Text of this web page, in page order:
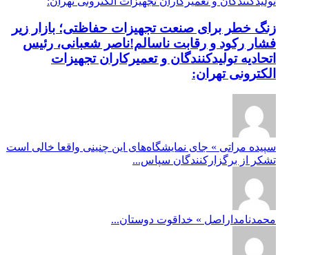
زنگ خطر برای صنعت تجهیزات حفاظتی؛ بازار زیر
فشار رکود و رقابت ناسالم!ناصر شعبانی، رئیس
اتحادیه تولیدکنندگان و تعمیرکاران تجهیزات
الکترونی تهران:
سپیده مراتی » جای نمایشگاه‌های این چنینی واقعا خالی است
تشکر از برگزارکنندگان سپاس...
محمدنامداراصل » خداقوت دوستان...